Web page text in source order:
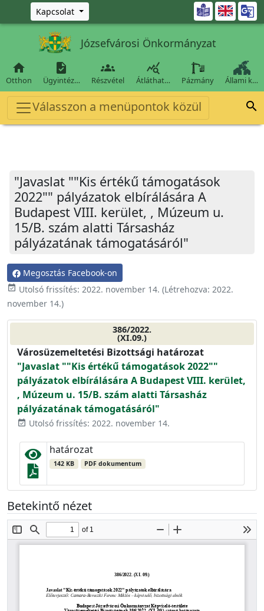
Ugrás a fő tartalomra
Kapcsolat 
Józsefvárosi Önkormányzat

Otthon

Ügyintéz…

Részvétel

Átláthat… Pázmány Állami k…
Válasszon a menüpontok közül 
"Javaslat ""Kis értékű támogatások
2022"" pályázatok elbírálására A
Budapest VIII. kerület, , Múzeum u.
15/B. szám alatti Társasház
pályázatának támogatásáról"
Megosztás Facebook-on
event_available Utolsó frissítés: 2022. november 14. (Létrehozva: 2022.
november 14.)
386/2022.
(XI.09.)
Városüzemeltetési Bizottsági határozat
"Javaslat ""Kis értékű támogatások 2022""
pályázatok elbírálására A Budapest VIII. kerület,
, Múzeum u. 15/B. szám alatti Társasház
pályázatának támogatásáról"
event_available Utolsó frissítés: 2022. november 14.
határozat
142 KB PDF dokumentum
Betekintő nézet